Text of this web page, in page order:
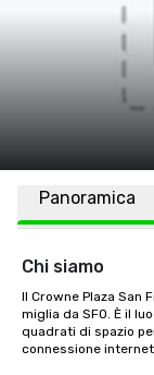
Panoramica
Chi siamo
Il Crowne Plaza San
miglia da SFO. È il
quadrati di spazio
connessione